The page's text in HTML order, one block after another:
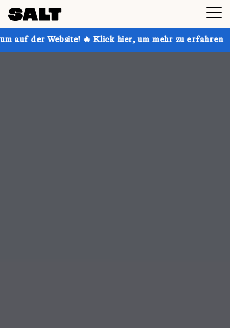
🔥 Klick hier, um mehr zu erfahren Hol dir bis zu